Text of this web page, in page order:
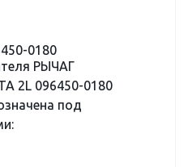
0180
РЫЧАГ
2L 096450-0180
под